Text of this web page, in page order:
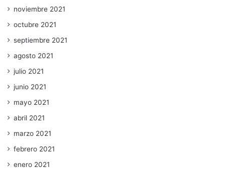
noviembre 2021
octubre 2021
septiembre 2021
agosto 2021
julio 2021
junio 2021
mayo 2021
abril 2021
marzo 2021
febrero 2021
enero 2021